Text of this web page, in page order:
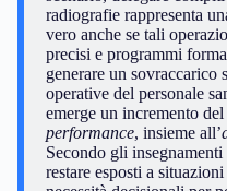
radiografie rappresenta
vero anche se tali
precisi e programmi
generare un sovraccarico
operative del personale
emerge un incremento
performance, insieme all’
Secondo gli
restare esposti a